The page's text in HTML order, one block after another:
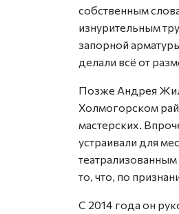
собственным
изнурительным
запорной
делали всё от
Позже Андрея
Холмогорском
мастерских.
устраивали для
то, что, по
С 2014 года он